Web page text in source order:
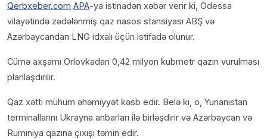
Qerbxeber.com APA-ya istinadən xəbər verir ki, Odessa
vilayətində zədələnmiş qaz nasos stansiyası ABŞ və
Azərbaycandan LNG idxalı üçün istifadə olunur.
Cümə axşamı Orlovkadan 0,42 milyon kubmetr qazın vurulması
planlaşdırılır.
Qaz xətti mühüm əhəmiyyət kəsb edir. Belə ki, o, Yunanıstan
terminallarını Ukrayna anbarları ilə birləşdirir və Azərbaycan və
Rumıniya qazına çıxışı təmin edir.